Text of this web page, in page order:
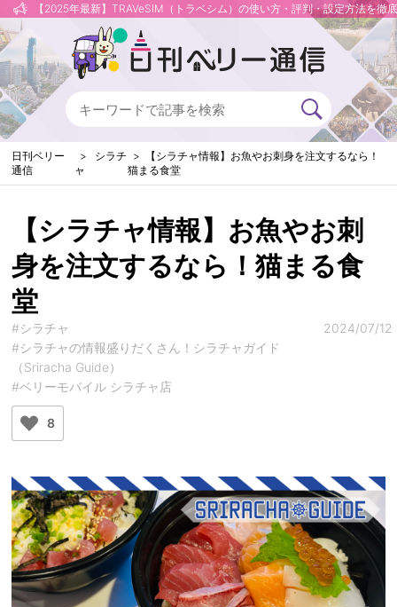
【2025年最新】TRAVeSIM（トラベシム）の使い方・評判・設定方法を徹
日刊ベリー
通信
シラチ
ャ
【シラチャ情報】お魚やお刺身を注文するなら！
猫まる食堂
【シラチャ情報】お魚やお刺
身を注文するなら！猫まる食
堂
#シラチャ
#シラチャの情報盛りだくさん！シラチャガイド
（Sriracha Guide）
#ベリーモバイル シラチャ店
2024/07/12
8